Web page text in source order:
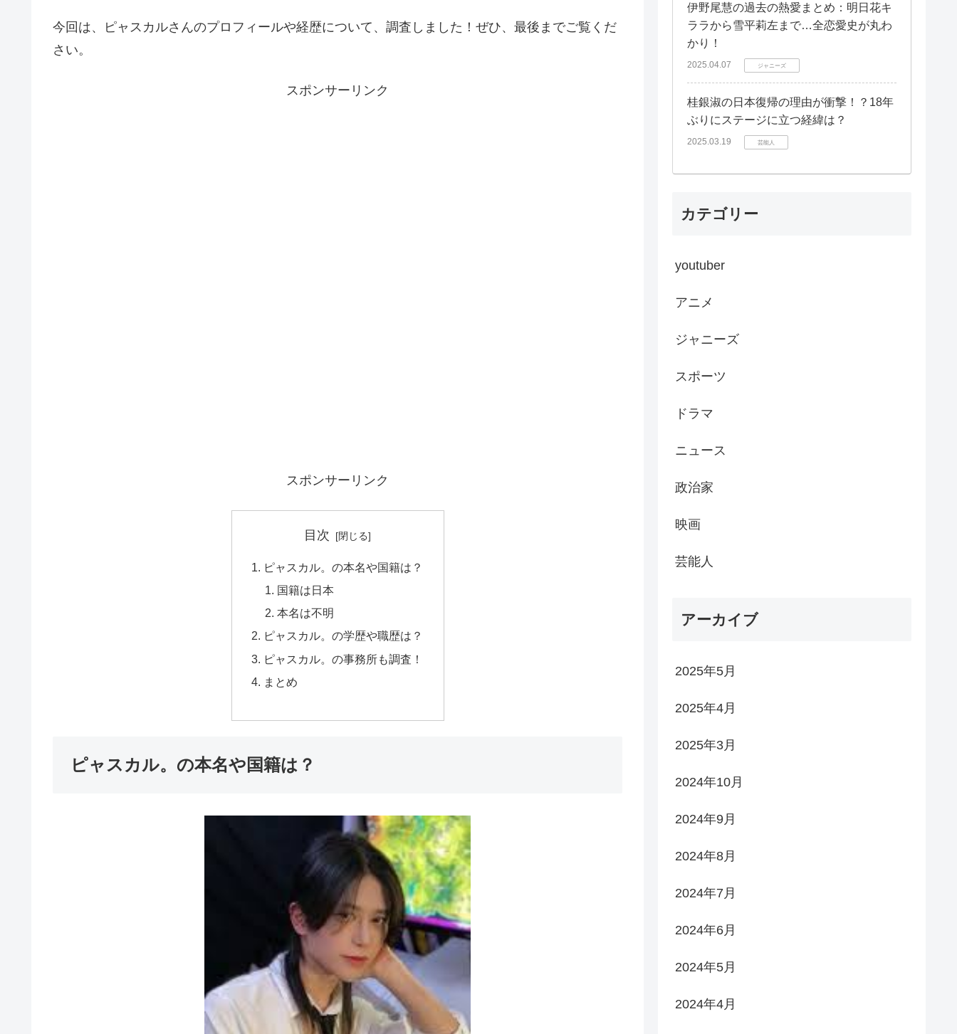
今回は、ピャスカルさんのプロフィールや経歴について、調査しました！ぜひ、最後までご覧くだ
さい。
スポンサーリンク
スポンサーリンク
目次
ピャスカル。の本名や国籍は？
国籍は日本
本名は不明
ピャスカル。の学歴や職歴は？
ピャスカル。の事務所も調査！
まとめ
ピャスカル。の本名や国籍は？
伊野尾慧の過去の熱愛まとめ：明日花キ
ララから雪平莉左まで…全恋愛史が丸わ
かり！
2025.04.07 ジャニーズ
桂銀淑の日本復帰の理由が衝撃！？18年
ぶりにステージに立つ経緯は？
2025.03.19 芸能人
カテゴリー
youtuber
アニメ
ジャニーズ
スポーツ
ドラマ
ニュース
政治家
映画
芸能人
アーカイブ
2025年5月
2025年4月
2025年3月
2024年10月
2024年9月
2024年8月
2024年7月
2024年6月
2024年5月
2024年4月